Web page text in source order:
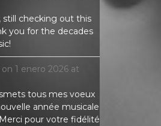
still checking out this
you for the decades
1 enero 2026 at
tous mes voeux
année musicale
pour votre fidélité